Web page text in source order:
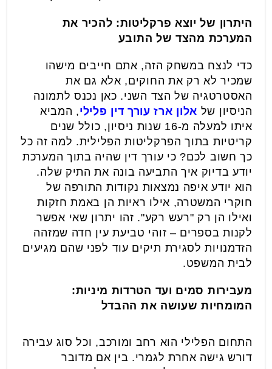
היתרון של יוצא פרקליטות: להכיר את
המערכת מהצד של התובע
כדי לנצח במשחק הזה, אתם חייבים מישהו
שמכיר לא רק את החוקים, אלא גם את
האסטרטגיה של הצד השני. כאן נכנס לתמונה
הניסיון של אלון ארז עורך דין פלילי, המביא
איתו למעלה מ-16 שנות ניסיון, כולל שנים
קריטיות בתוך הפרקליטות הפלילית. למה זה כל
כך חשוב לכם? כי עורך דין שהיה בתוך המערכת
יודע בדיוק איך התביעה בונה את התיק שלה.
הוא יודע איפה נמצאות נקודות התורפה של
חוקרי המשטרה, אילו ראיות הן באמת חזקות
ואילו הן רק "רעש רקע". זהו יתרון שאי אפשר
לקנות בספרים – זוהי טביעת עין חדה שמזהה
הזדמנויות לסגירת תיקים עוד לפני שהם מגיעים
לבית המשפט.
מעבירות סמים ועד הטרדות מיניות:
המומחיות שעושה את ההבדל
התחום הפלילי הוא רחב ומורכב, וכל סוג עבירה
דורש גישה אחרת לגמרי. בין אם מדובר